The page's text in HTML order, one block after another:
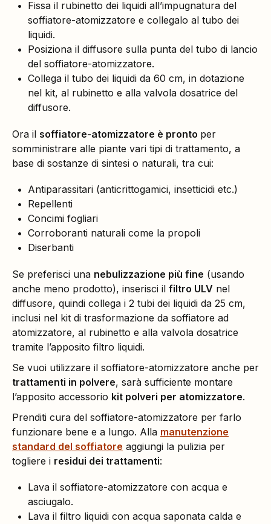
Fissa il rubinetto dei liquidi all’impugnatura del
soffiatore-atomizzatore e collegalo al tubo dei
liquidi.
Posiziona il diffusore sulla punta del tubo di lancio
del soffiatore-atomizzatore.
Collega il tubo dei liquidi da 60 cm, in dotazione
nel kit, al rubinetto e alla valvola dosatrice del
diffusore.
Ora il soffiatore-atomizzatore è pronto per
somministrare alle piante vari tipi di trattamento, a
base di sostanze di sintesi o naturali, tra cui:
Antiparassitari (anticrittogamici, insetticidi etc.)
Repellenti
Concimi fogliari
Corroboranti naturali come la propoli
Diserbanti
Se preferisci una nebulizzazione più fine (usando
anche meno prodotto), inserisci il filtro ULV nel
diffusore, quindi collega i 2 tubi dei liquidi da 25 cm,
inclusi nel kit di trasformazione da soffiatore ad
atomizzatore, al rubinetto e alla valvola dosatrice
tramite l’apposito filtro liquidi.
Se vuoi utilizzare il soffiatore-atomizzatore anche per
trattamenti in polvere, sarà sufficiente montare
l’apposito accessorio kit polveri per atomizzatore.
Prenditi cura del soffiatore-atomizzatore per farlo
funzionare bene e a lungo. Alla manutenzione
standard del soffiatore aggiungi la pulizia per
togliere i residui dei trattamenti:
Lava il soffiatore-atomizzatore con acqua e
asciugalo.
Lava il filtro liquidi con acqua saponata calda e